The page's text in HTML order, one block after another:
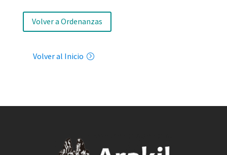
Volver a Ordenanzas
Volver al Inicio